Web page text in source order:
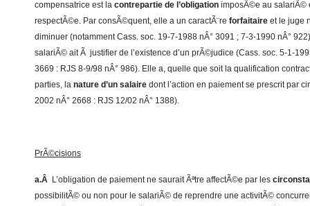
compensatrice est la contrepartie de l’obligation imposÃ©e au salariÃ©
respectÃ©e. Par consÃ©quent, elle a un caractÃ¨re forfaitaire et le juge
diminuer (notamment Cass. soc. 19-7-1988 nÂ° 3091 ; 7-3-1990 nÂ°
salariÃ© ait Ã justifier de l’existence d’un prÃ©judice (Cass. soc. 5-1-
3669 : RJS 8-9/98 nÂ° 986). Elle a, quelle que soit la qualification
parties, la nature d’un salaire dont l’action en paiement se prescrit par
2002 nÂ° 2668 : RJS 12/02 nÂ° 1388).
PrÃ©cisions
a.Â L’obligation de paiement ne saurait Ãªtre affectÃ©e par les
possibilitÃ© ou non pour le salariÃ© de reprendre une activitÃ©